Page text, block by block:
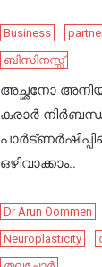
Business
ബിസിനസ്സ്
അച്ഛനോ
കരാർ
ഒഴിവാക്കാം..
Dr Arun Oommen
Neuroplasticity